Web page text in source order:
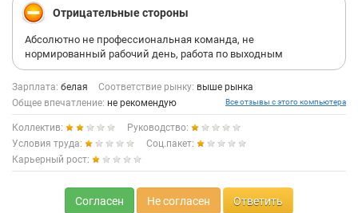
Отрицательные стороны
Абсолютно не профессиональная команда, не
нормированный рабочий день, работа по выходным
Зарплата: белая Соответствие рынку: выше рынка
Общее впечатление: не рекомендую Все отзывы с этого компьютера
Коллектив:
Руководство:
Условия труда:
Соц.пакет:
Карьерный рост:
Согласен Не согласен Ответить